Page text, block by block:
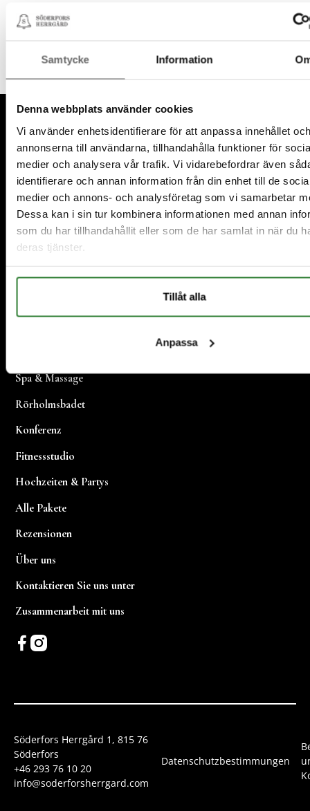
Samtycke Information
Denna webbplats använder cookies
Vi använder enhetsidentifierare för att anpassa innehållet och
annonserna till användarna, tillhandahålla funktioner för
medier och analysera vår trafik. Vi vidarebefordrar även
identifierare och annan information från din enhet till de
medier och annons- och analysföretag som vi samarbetar
Dessa kan i sin tur kombinera informationen med annan
som du har tillhandahållit eller som de har samlat in när du
deras tjänster.
Tillåt alla
Anpassa
fantastischen Brautpaaren weiterhin viel Glück
Fußzeile
Spa & Massage
Rörholmsbadet
Konferenz
Fitnessstudio
Hochzeiten & Partys
Alle Pakete
Rezensionen
Über uns
Kontaktieren Sie uns unter
Zusammenarbeit mit uns
Söderfors Herrgård 1, 815 76
Söderfors
+46 293 76 10 20
info@soderforsherrgard.com
Datenschutzbestimmungen